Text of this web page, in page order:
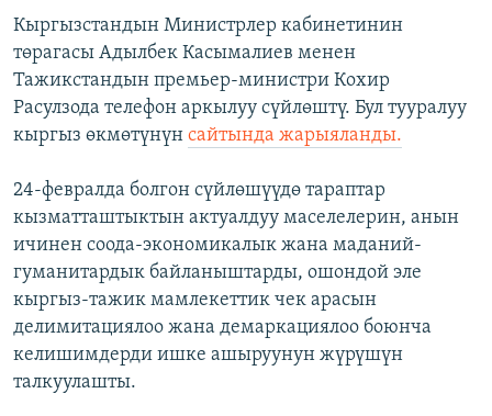
Кыргызстандын Министрлер кабинетинин
төрагасы Адылбек Касымалиев менен
Тажикстандын премьер-министри Кохир
Расулзода телефон аркылуу сүйлөштү. Бул тууралуу
кыргыз өкмөтүнүн сайтында жарыяланды.
24-февралда болгон сүйлөшүүдө тараптар
кызматташтыктын актуалдуу маселелерин, анын
ичинен соода-экономикалык жана маданий-
гуманитардык байланыштарды, ошондой эле
кыргыз-тажик мамлекеттик чек арасын
делимитациялоо жана демаркациялоо боюнча
келишимдерди ишке ашыруунун жүрүшүн
талкуулашты.